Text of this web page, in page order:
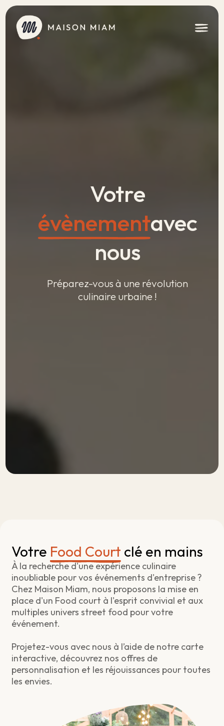
Votre
évènementavec
nous
Préparez-vous à une révolution
culinaire urbaine !
Votre Food Court clé en mains
À la recherche d'une expérience culinaire
inoubliable pour vos événements d'entreprise ?
Chez Maison Miam, nous proposons la mise en
place d'un Food court à l'esprit convivial et aux
multiples univers street food pour votre
événement.
Projetez-vous avec nous à l’aide de notre carte
interactive, découvrez nos offres de
personnalisation et les réjouissances pour toutes
les envies.